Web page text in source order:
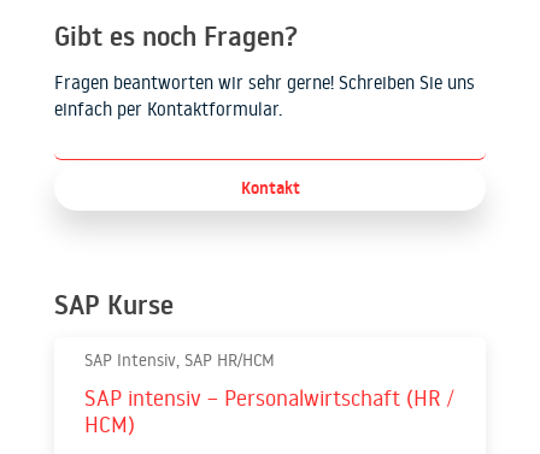
Gibt es noch Fragen?
Fragen beantworten wir sehr gerne! Schreiben Sie uns
einfach per Kontaktformular.
Kontakt
SAP Kurse
SAP Intensiv, SAP HR/HCM
SAP intensiv – Personalwirtschaft (HR /
HCM)